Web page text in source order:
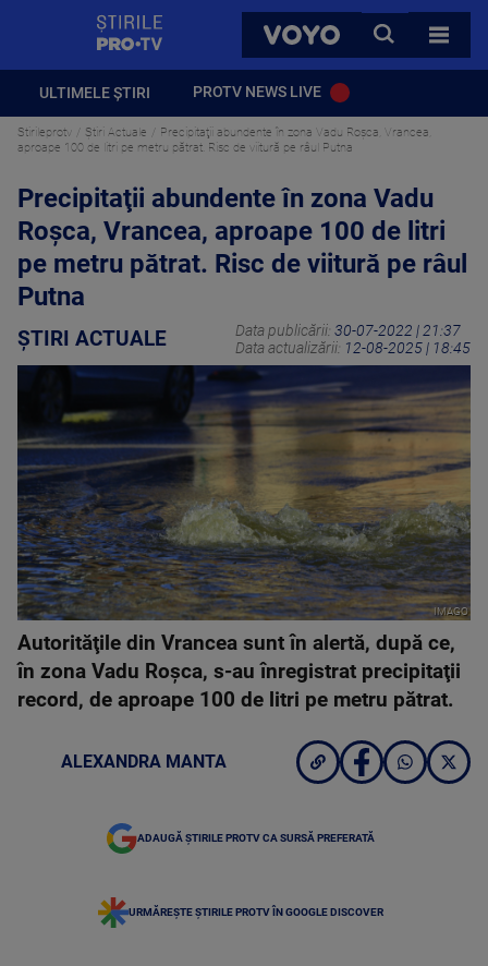
VOYO
CAUTA
TOATE
ULTIMELE ȘTIRI PROTV NEWS LIVE
Stirileprotv Știri Actuale
Precipitaţii abundente în zona Vadu Roşca, Vrancea,
aproape 100 de litri pe metru pătrat. Risc de viitură pe râul Putna
Precipitaţii abundente în zona Vadu
Roşca, Vrancea, aproape 100 de litri
pe metru pătrat. Risc de viitură pe râul
Putna
ȘTIRI ACTUALE Data publicării: 30-07-2022 | 21:37
Data actualizării: 12-08-2025 | 18:45
IMAGO
Autorităţile din Vrancea sunt în alertă, după ce,
în zona Vadu Roşca, s-au înregistrat precipitaţii
record, de aproape 100 de litri pe metru pătrat.
ALEXANDRA MANTA
ADAUGĂ ȘTIRILE PROTV CA SURSĂ PREFERATĂ
URMĂREȘTE ȘTIRILE PROTV ÎN GOOGLE DISCOVER